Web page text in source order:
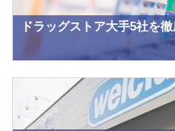
ドラッグストア大手5社を